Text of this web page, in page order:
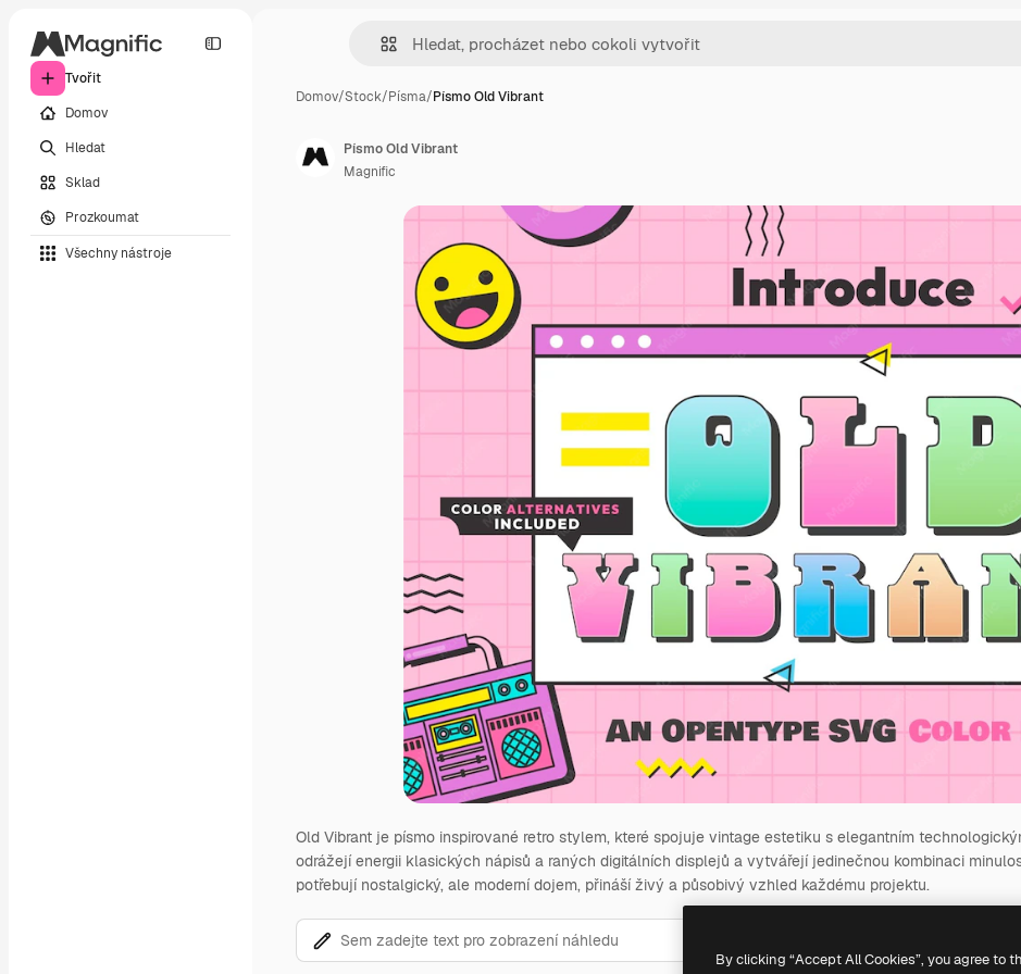
Tvořit
Domov
Hledat
Sklad
Prozkoumat
Všechny nástroje
Domov/Stock/Písma/Písmo Old Vibrant
Písmo Old Vibrant
Magnific
Old Vibrant je písmo inspirované retro stylem, které spojuje vintage estetiku s elegantním
odrážejí energii klasických nápisů a raných digitálních displejů a vytvářejí jedinečnou kombinaci
potřebují nostalgický, ale moderní dojem, přináší živý a působivý vzhled každému projektu.
By clicking “Accept All Cookies”, you agree to